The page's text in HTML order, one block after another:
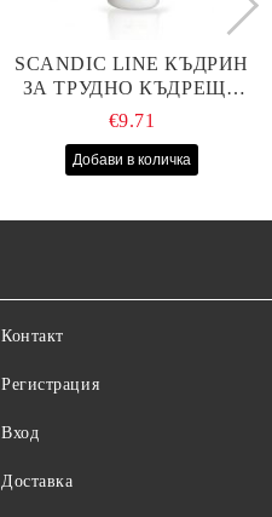
SCANDIC LINE КЪДРИН
ЗА ТРУДНО КЪДРЕЩА
СЕ КОСА 1000МЛ
€9.71
Контакт
Регистрация
Вход
Доставка